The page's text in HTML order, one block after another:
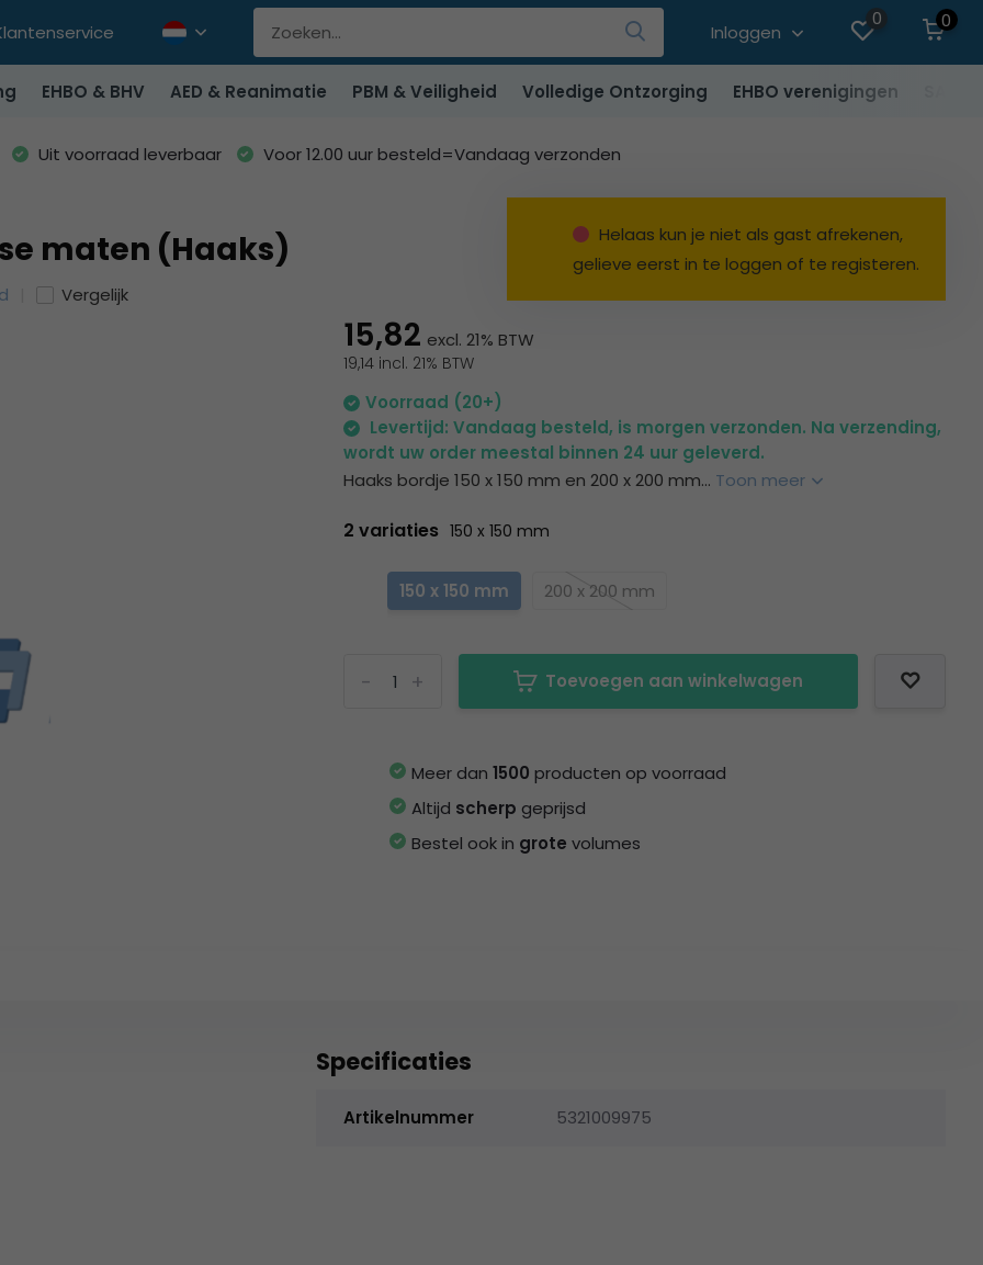
Inloggen
0
0
EHBO & BHV AED & Reanimatie PBM & Veiligheid Volledige Ontzorging EHBO verenigingen
Uit voorraad leverbaar Voor 12.00 uur besteld=Vandaag verzonden
Helaas kun je niet als gast afrekenen,
gelieve eerst in te loggen of te registeren.
maten (Haaks)
Vergelijk
15,82 excl. 21% BTW
19,14 incl. 21% BTW
Voorraad (20+)
Levertijd: Vandaag besteld, is morgen verzonden. Na verzending,
wordt uw order meestal binnen 24 uur geleverd.
Haaks bordje 150 x 150 mm en 200 x 200 mm... Toon meer
2 variaties 150 x 150 mm
150 x 150 mm 200 x 200 mm
+
- Toevoegen aan winkelwagen
Meer dan1500 producten op voorraad
Altijd scherp geprijsd
Bestel ook in grotevolumes
Specificaties
Artikelnummer 5321009975